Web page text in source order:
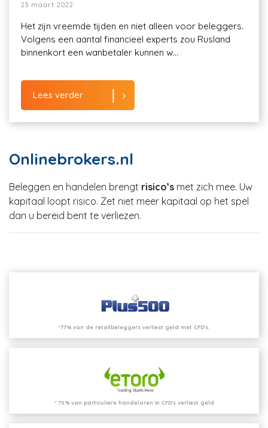
23 maart 2022
Het zijn vreemde tijden en niet alleen voor beleggers.
Volgens een aantal financieel experts zou Rusland
binnenkort een wanbetaler kunnen w...
Lees verder
Onlinebrokers.nl
Beleggen en handelen brengt risico’s met zich mee. Uw
kapitaal loopt risico. Zet niet meer kapitaal op het spel
dan u bereid bent te verliezen.
*77% van de retailbeleggers verliest geld met CFD’s.
* 75% van particuliere handelaren in CFD's verliest geld